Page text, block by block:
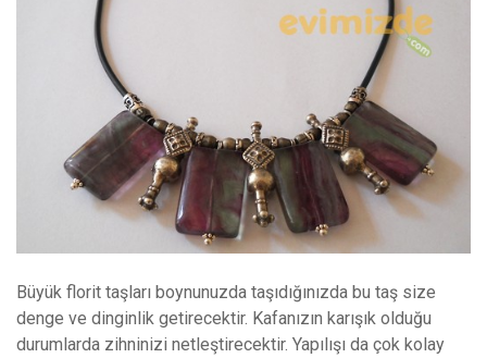
Büyük florit taşları boynunuzda taşıdığınızda bu taş size
denge ve dinginlik getirecektir. Kafanızın karışık olduğu
durumlarda zihninizi netleştirecektir. Yapılışı da çok kolay